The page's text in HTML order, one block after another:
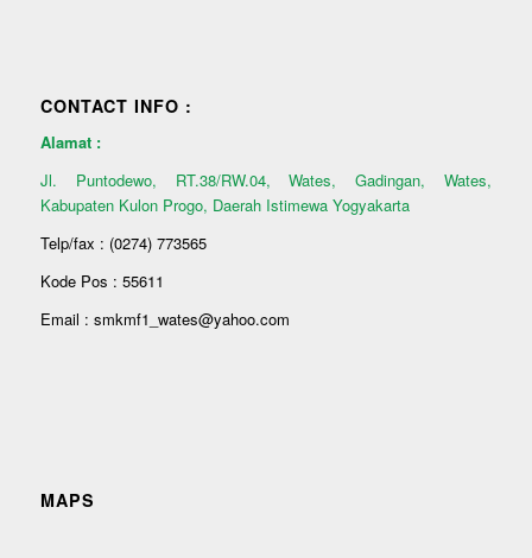
CONTACT INFO :
Alamat :
Jl. Puntodewo, RT.38/RW.04, Wates, Gadingan, Wates,
Kabupaten Kulon Progo, Daerah Istimewa Yogyakarta
Telp/fax : (0274) 773565
Kode Pos : 55611
Email : smkmf1_wates@yahoo.com
MAPS